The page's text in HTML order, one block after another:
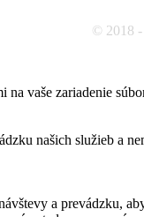
© 2018 -
vaše zariadenie
našich služieb a
a prevádzku,